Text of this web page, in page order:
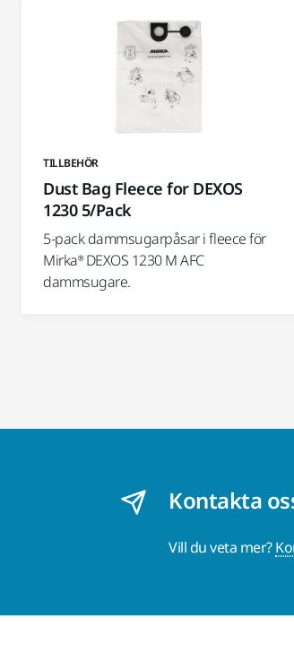
TILLBEHÖR
Dust Bag Fleece for DEXOS
1230 5/Pack
5-pack dammsugarpåsar i fleece för
Mirka® DEXOS 1230 M AFC
dammsugare.
Kontakta
Vill du veta mer?